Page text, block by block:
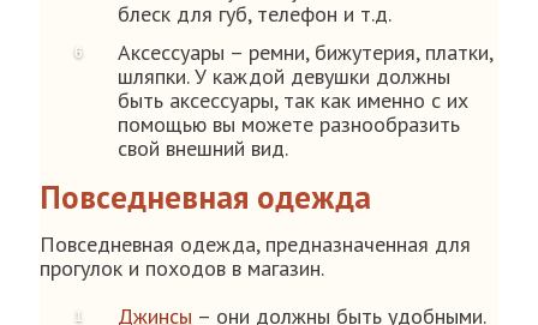
блеск для губ, телефон и т.д.
Аксессуары – ремни, бижутерия, платки,
шляпки. У каждой девушки должны
быть аксессуары, так как именно с их
помощью вы можете разнообразить
свой внешний вид.
Повседневная одежда
Повседневная одежда, предназначенная для
прогулок и походов в магазин.
Джинсы – они должны быть удобными.